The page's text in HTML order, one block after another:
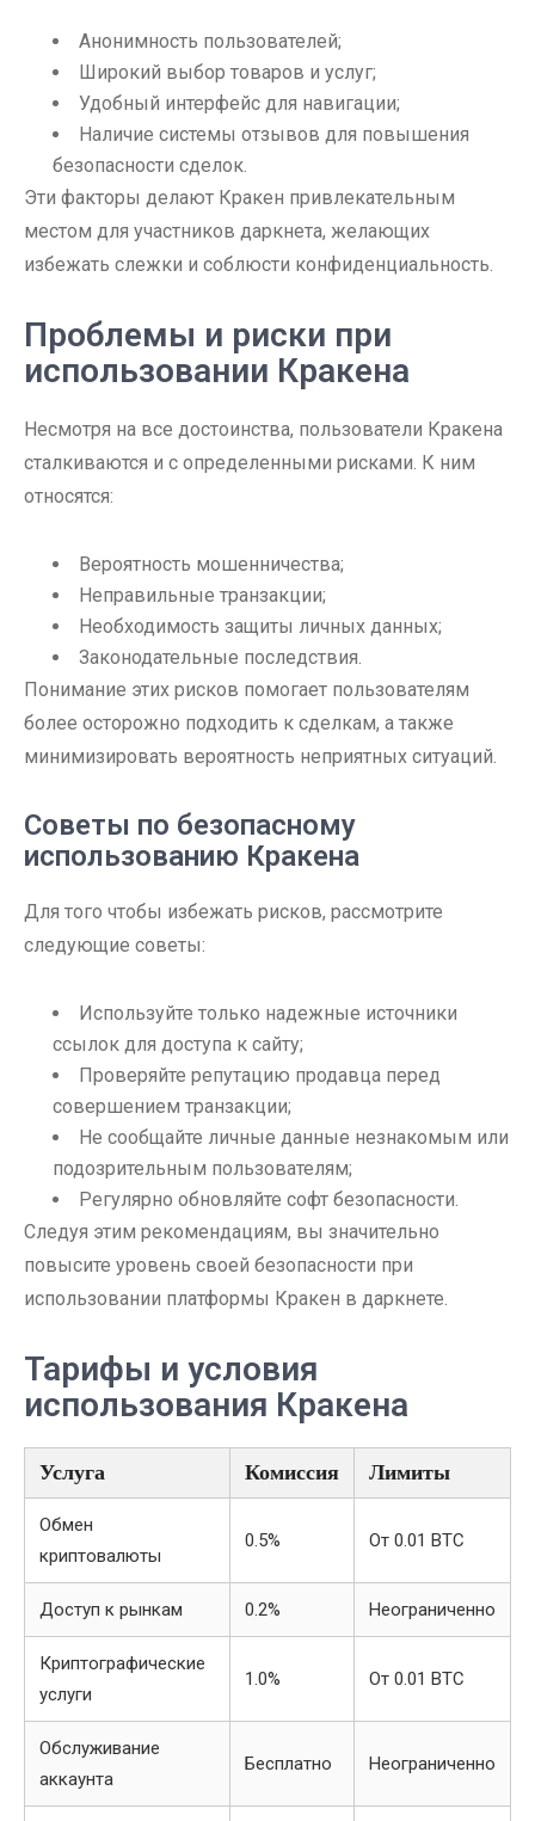
Анонимность пользователей;
Широкий выбор товаров и услуг;
Удобный интерфейс для навигации;
Наличие системы отзывов для повышения
безопасности сделок.
Эти факторы делают Кракен привлекательным
местом для участников даркнета, желающих
избежать слежки и соблюсти конфиденциальность.
Проблемы и риски при
использовании Кракена
Несмотря на все достоинства, пользователи Кракена
сталкиваются и с определенными рисками. К ним
относятся:
Вероятность мошенничества;
Неправильные транзакции;
Необходимость защиты личных данных;
Законодательные последствия.
Понимание этих рисков помогает пользователям
более осторожно подходить к сделкам, а также
минимизировать вероятность неприятных ситуаций.
Советы по безопасному
использованию Кракена
Для того чтобы избежать рисков, рассмотрите
следующие советы:
Используйте только надежные источники
ссылок для доступа к сайту;
Проверяйте репутацию продавца перед
совершением транзакции;
Не сообщайте личные данные незнакомым или
подозрительным пользователям;
Регулярно обновляйте софт безопасности.
Следуя этим рекомендациям, вы значительно
повысите уровень своей безопасности при
использовании платформы Кракен в даркнете.
Тарифы и условия
использования Кракена
Услуга Комиссия Лимиты
Обмен
криптовалюты
0.5% От 0.01 BTC
Доступ к рынкам 0.2% Неограниченно
Криптографические
услуги
1.0% От 0.01 BTC
Обслуживание
аккаунта
Бесплатно Неограниченно